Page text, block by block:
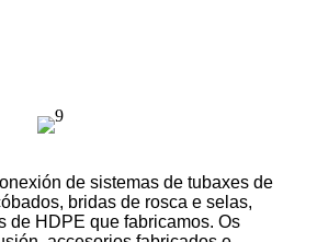
de sistemas de tubaxes de
bridas de rosca e selas,
de HDPE que fabricamos. Os